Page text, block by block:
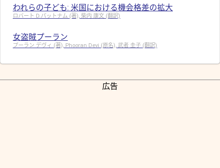
われらの子ども: 米国における機会格差の拡大
ロバート D.パットナム (著), 柴内 康文 (翻訳)
女盗賊プーラン
プーラン デヴィ (著), Phooran Devi (原名), 武者 圭子 (翻訳)
広告